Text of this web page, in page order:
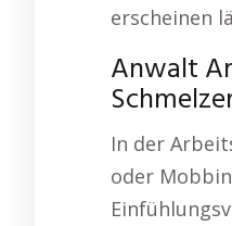
erscheinen
Anwalt
In der
oder